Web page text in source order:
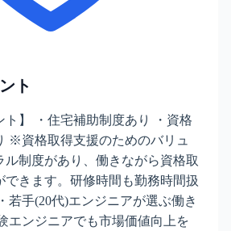
ト
ト】 ・住宅補助制度あり ・資格
※資格取得支援のためのバリュ
ル制度があり、働きながら資格取
できます。研修時間も勤務時間扱
若手(20代)エンジニアが選ぶ働き
エンジニアでも市場価値向上を